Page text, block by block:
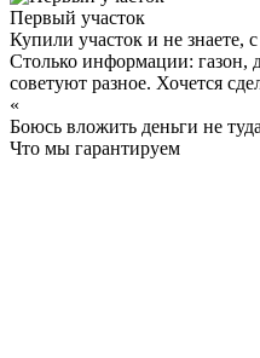
Первый участок
Купили участок и не знаете, с
Столько информации: газон,
советуют разное. Хочется
«
Боюсь вложить деньги не
Что мы гарантируем